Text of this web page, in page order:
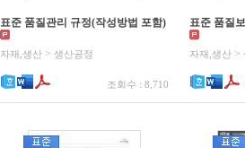
표준 품질관리 규정(작성방법 포함)
자재,생산> 생산공정
조회수 : 8,710
표준 품질
자재,생산>